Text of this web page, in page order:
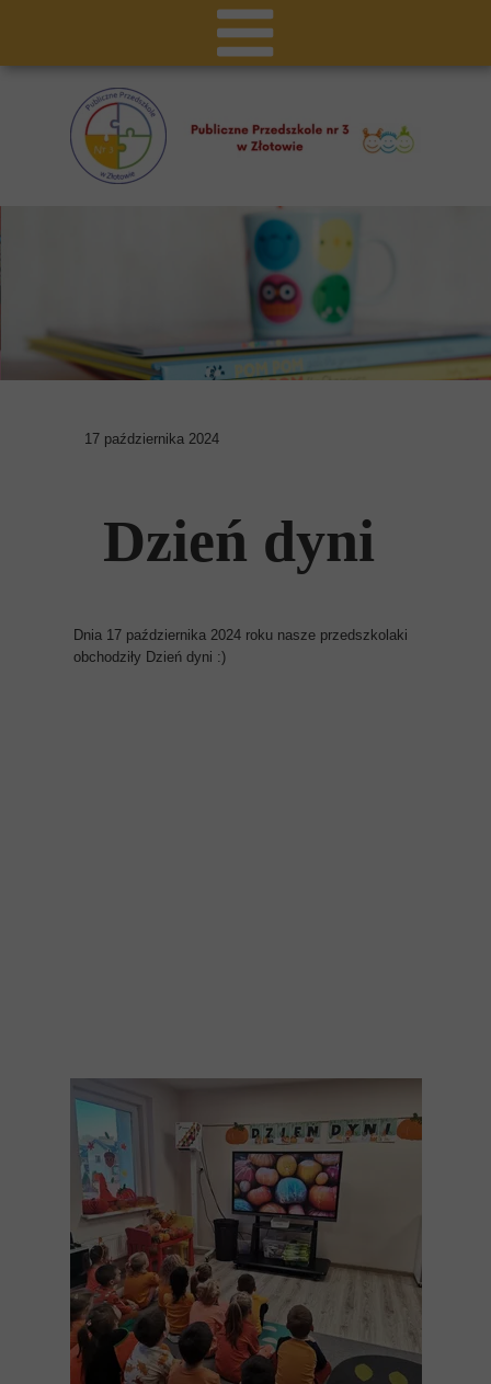
17 października 2024
Dzień dyni
Dnia 17 października 2024 roku nasze przedszkolaki
obchodziły Dzień dyni :)